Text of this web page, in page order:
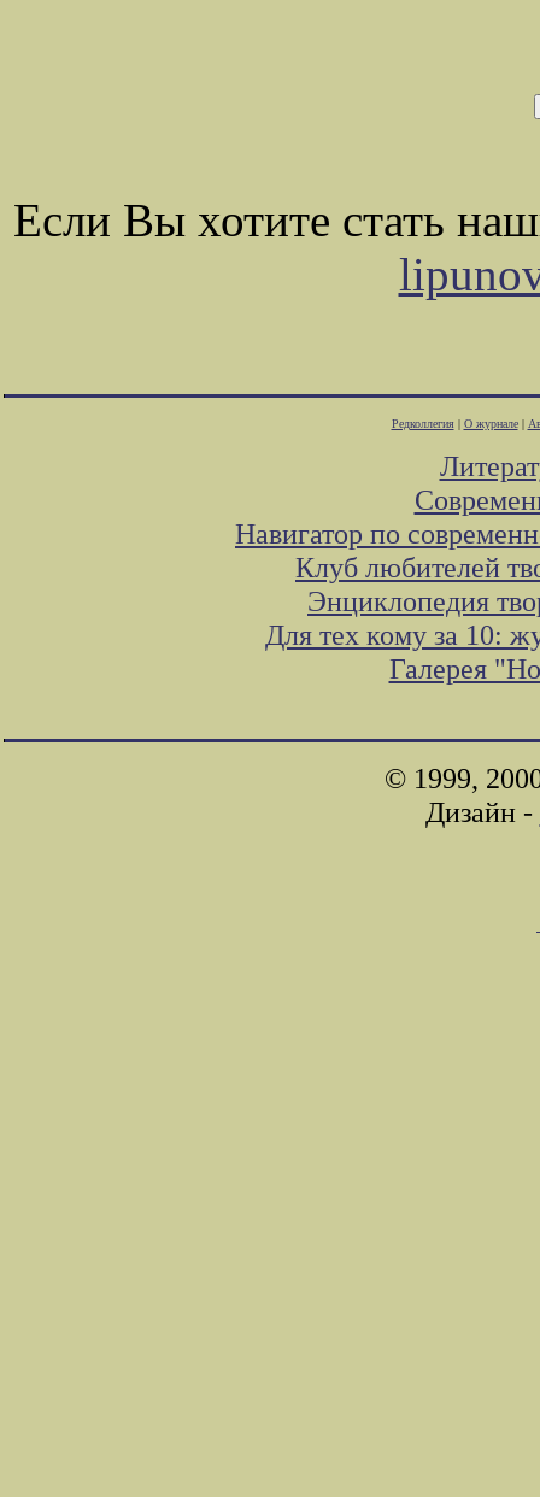
Если Вы хотите стать
Редколлегия| О журнале|
Навигатор по
Клуб любителей
Энциклопедия
Для тех кому за 10:
Галерея
© 1999,
Дизайн -